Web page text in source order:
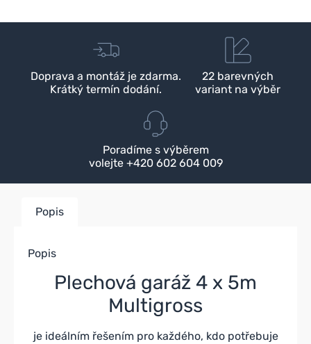
Doprava a montáž je zdarma.
Krátký termín dodání.
22 barevných
variant na výběr
Poradíme s výběrem
volejte +420 602 604 009
Popis
Popis
Plechová garáž 4 x 5m
Multigross
je ideálním řešením pro každého, kdo potřebuje